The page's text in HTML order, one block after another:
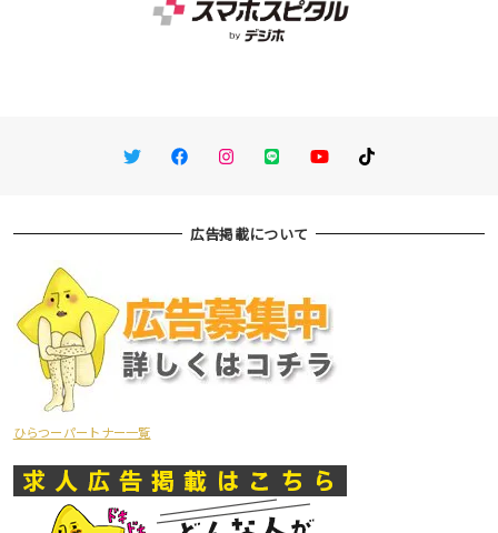
TwitterFacebookInstagram
LINE You TubeTikTok
広告掲載について
ひらつーパートナー一覧